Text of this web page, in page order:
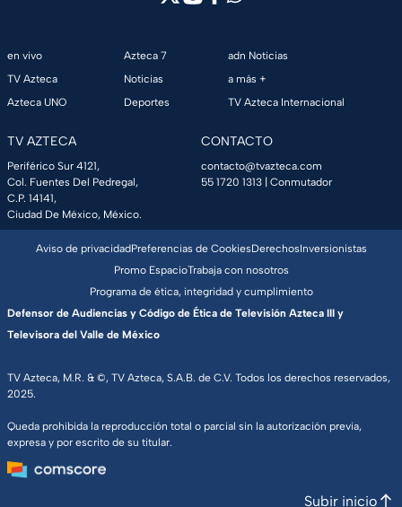
en vivo
TV Azteca
Azteca UNO
Azteca 7
Noticias
Deportes
adn Noticias
a más +
TV Azteca Internacional
TV AZTECA
Periférico Sur 4121,
Col. Fuentes Del Pedregal,
C.P. 14141,
Ciudad De México, México.
CONTACTO
contacto@tvazteca.com
55 1720 1313 | Conmutador
TV Azteca, M.R. & ©, TV Azteca, S.A.B. de C.V. Todos los derechos reservados,
2025.
Queda prohibida la reproducción total o parcial sin la autorización previa,
expresa y por escrito de su titular.
Aviso de privacidadPreferencias de CookiesDerechosInversionistas
Promo EspacioTrabaja con nosotros
Programa de ética, integridad y cumplimiento
Defensor de Audiencias y Código de Ética de Televisión Azteca III y
Televisora del Valle de México
Subir inicio